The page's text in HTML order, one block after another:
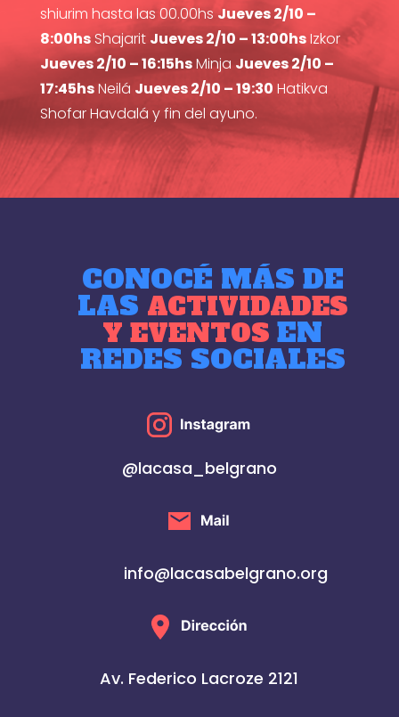
shiurim hasta las 00.00hsJueves 2/10 –
8:00hsShajarit Jueves 2/10 – 13:00hsIzkor
Jueves 2/10 – 16:15hsMinja Jueves 2/10 –
17:45hsNeilá Jueves 2/10 – 19:30 Hatikva
Shofar Havdalá y fin del ayuno.
CONOCÉ MÁS DE
LAS ACTIVIDADES
Y EVENTOSEN
REDES SOCIALES
@lacasa_belgrano
info@lacasabelgrano.org
Av. Federico Lacroze 2121